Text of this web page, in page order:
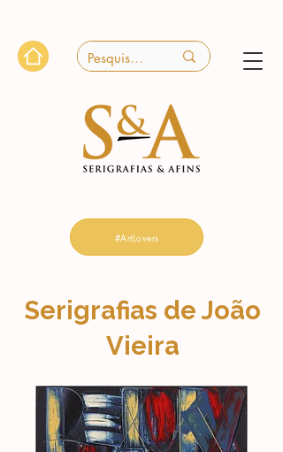
#ArtLovers
Serigrafias de João
Vieira